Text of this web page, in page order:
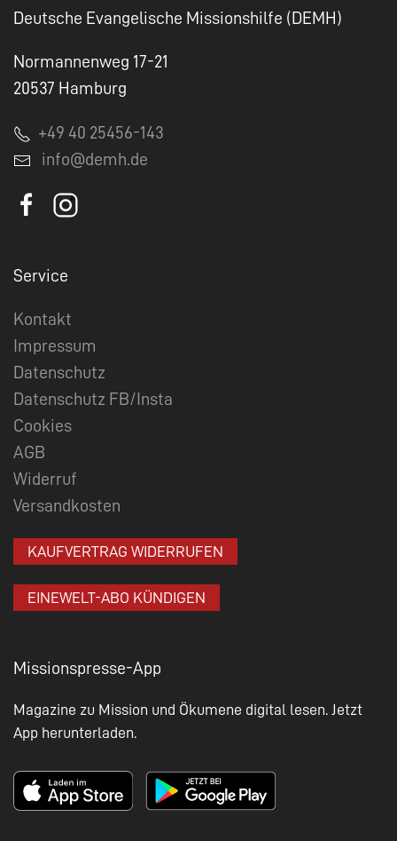
Deutsche Evangelische Missionshilfe (DEMH)
Normannenweg 17-21
20537 Hamburg
+49 40 25456-143
info@demh.de
Service
Kontakt
Impressum
Datenschutz
Datenschutz FB/Insta
Cookies
AGB
Widerruf
Versandkosten
KAUFVERTRAG WIDERRUFEN
EINEWELT-ABO KÜNDIGEN
Missionspresse-App
Magazine zu Mission und Ökumene digital lesen. Jetzt
App herunterladen.